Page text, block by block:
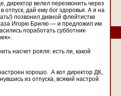
директор велел перезвонить через
дай ему бог здоровья. А я на
позвонил дивной флейтистке
Игорю Брилю — и предложил им
поработать субботник-
насчет рояля: есть ли, какой
хорошо. А вот директор ДК,
из отпуска, всякий настрой